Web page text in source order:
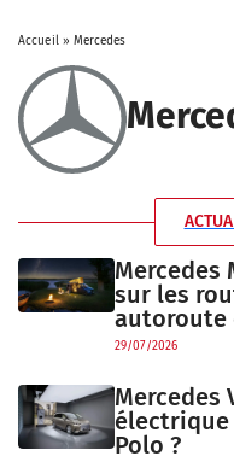
Accueil» Mercedes
Mercedes
sur les
autoroute
29/07/2026
Mercedes
électrique
Polo ?